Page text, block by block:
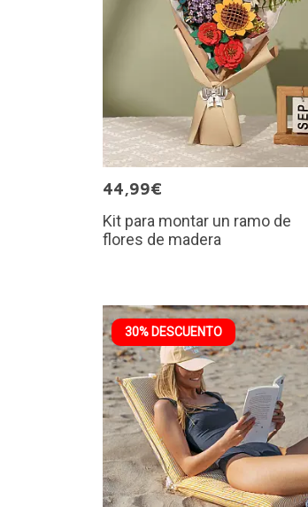
44,99€
Kit para montar un ramo de
flores de madera
30% DESCUENTO